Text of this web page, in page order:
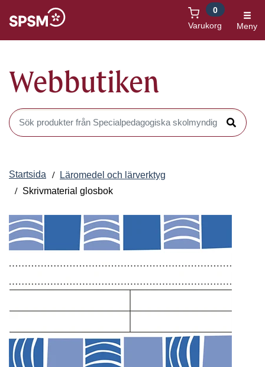
Varukorg
0
Meny
Webbutiken
Sök produkter i Webbutiken
Sök
Startsida
Läromedel och lärverktyg
Skrivmaterial glosbok